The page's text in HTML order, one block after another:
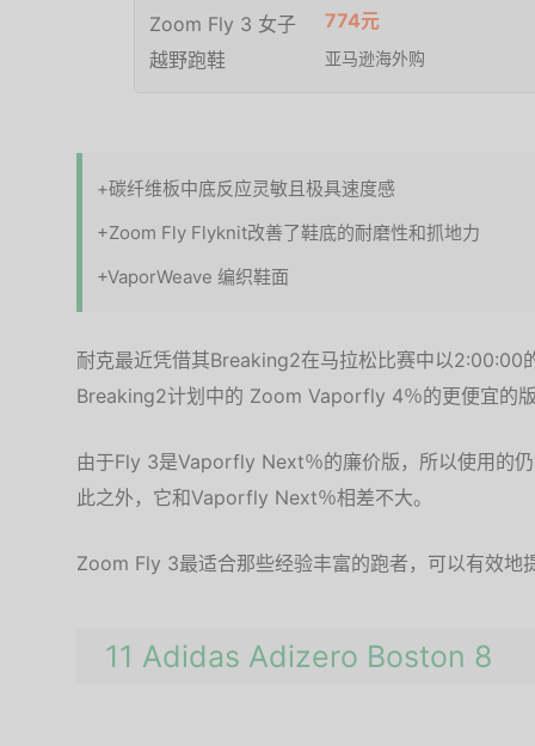
774元
亚马逊海外购
+碳纤维板中底反应灵敏且极具速度感
+Zoom Fly Flyknit改善了鞋底的耐磨性和抓地力
+VaporWeave 编织鞋面
耐克最近凭借其Breaking2在马拉松比赛中以2:00:00
Breaking2计划中的 Zoom Vaporfly 4％的更便宜的
由于Fly 3是Vaporfly Next％的廉价版，所以使用的
此之外，它和Vaporfly Next％相差不大。
Zoom Fly 3最适合那些经验丰富的跑者，可以有效地
11 Adidas Adizero Boston 8